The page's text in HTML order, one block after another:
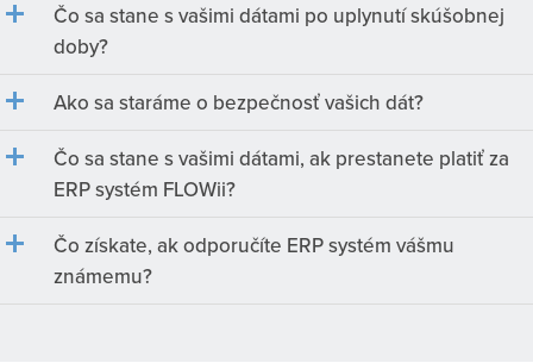
Čo sa stane s vašimi dátami po uplynutí skúšobnej
doby?
Ako sa staráme o bezpečnosť vašich dát?
Čo sa stane s vašimi dátami, ak prestanete platiť za
ERP systém FLOWii?
Čo získate, ak odporučíte ERP systém vášmu
známemu?